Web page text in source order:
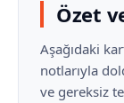
Özet
Aşağıdaki
notlarıyla
ve gereksiz